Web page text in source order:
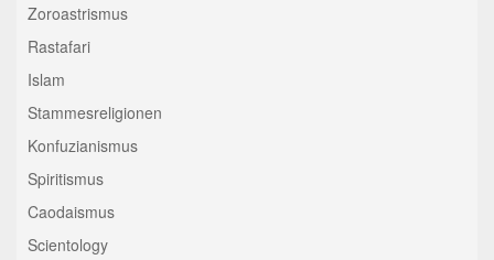
Zoroastrismus
Rastafari
Islam
Stammesreligionen
Konfuzianismus
Spiritismus
Caodaismus
Scientology